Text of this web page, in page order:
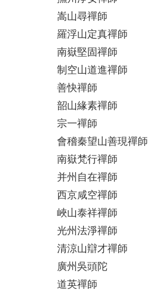
嵩山尋禪師
羅浮山定真禪師
南嶽堅固禪師
制空山道進禪師
善快禪師
韶山緣素禪師
宗一禪師
會稽秦望山善現禪師
南嶽梵行禪師
并州自在禪師
西京咸空禪師
峽山泰祥禪師
光州法淨禪師
清涼山辯才禪師
廣州吳頭陀
道英禪師